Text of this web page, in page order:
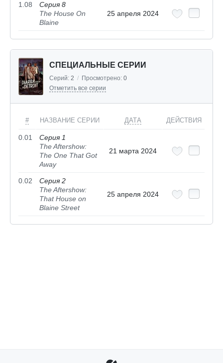
1.08
Серия 8
The House On
Blaine
25 апреля 2024
СПЕЦИАЛЬНЫЕ СЕРИИ
Серий: 2 / Просмотрено: 0
Отметить все серии
# НАЗВАНИЕ СЕРИИ ДАТА ДЕЙСТВИЯ
0.01
Серия 1
The Aftershow:
The One That Got
Away
21 марта 2024
0.02
Серия 2
The Aftershow:
That House on
Blaine Street
25 апреля 2024